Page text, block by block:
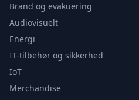
Brand og evakuering
Audiovisuelt
Energi
IT-tilbehør og sikkerhed
IoT
Merchandise